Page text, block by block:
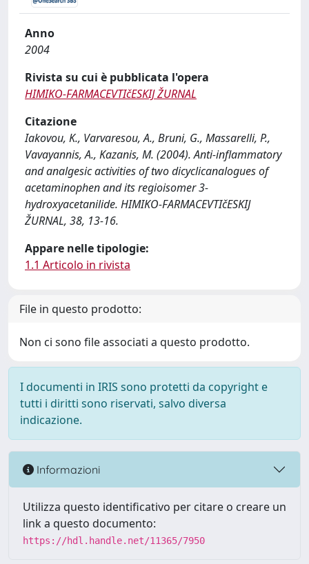
Anno
2004
Rivista su cui è pubblicata l'opera
HIMIKO-FARMACEVTIčESKIJ ŽURNAL
Citazione
Iakovou, K., Varvaresou, A., Bruni, G., Massarelli, P.,
Vavayannis, A., Kazanis, M. (2004). Anti-inflammatory
and analgesic activities of two dicyclicanalogues of
acetaminophen and its regioisomer 3-
hydroxyacetanilide. HIMIKO-FARMACEVTIčESKIJ
ŽURNAL, 38, 13-16.
Appare nelle tipologie:
1.1 Articolo in rivista
File in questo prodotto:
Non ci sono file associati a questo prodotto.
I documenti in IRIS sono protetti da copyright e
tutti i diritti sono riservati, salvo diversa
indicazione.
Informazioni
Utilizza questo identificativo per citare o creare un
link a questo documento:
https://hdl.handle.net/11365/7950